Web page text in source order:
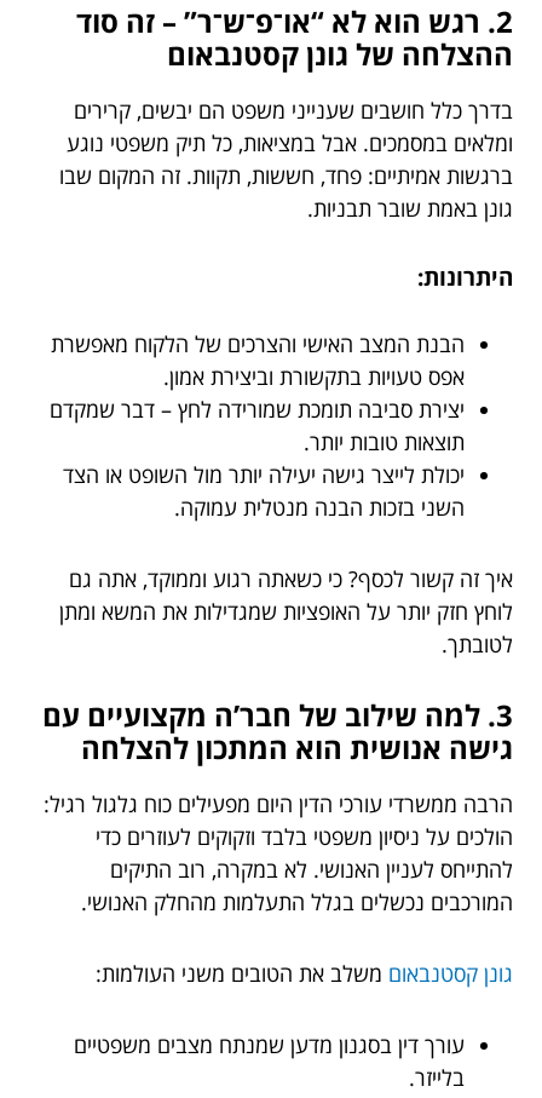
2. רגש הוא לא “או־פ־ש־ר” – זה סוד
ההצלחה של גונן קסטנבאום
בדרך כלל חושבים שענייני משפט הם יבשים, קרירים
ומלאים במסמכים. אבל במציאות, כל תיק משפטי נוגע
ברגשות אמיתיים: פחד, חששות, תקוות. זה המקום שבו
גונן באמת שובר תבניות.
היתרונות:
הבנת המצב האישי והצרכים של הלקוח מאפשרת
אפס טעויות בתקשורת וביצירת אמון.
יצירת סביבה תומכת שמורידה לחץ – דבר שמקדם
תוצאות טובות יותר.
יכולת לייצר גישה יעילה יותר מול השופט או הצד
השני בזכות הבנה מנטלית עמוקה.
איך זה קשור לכסף? כי כשאתה רגוע וממוקד, אתה גם
לוחץ חזק יותר על האופציות שמגדילות את המשא ומתן
לטובתך.
3. למה שילוב של חבר’ה מקצועיים עם
גישה אנושית הוא המתכון להצלחה
הרבה ממשרדי עורכי הדין היום מפעילים כוח גלגול רגיל:
הולכים על ניסיון משפטי בלבד וזקוקים לעוזרים כדי
להתייחס לעניין האנושי. לא במקרה, רוב התיקים
המורכבים נכשלים בגלל התעלמות מהחלק האנושי.
גונן קסטנבאום משלב את הטובים משני העולמות:
עורך דין בסגנון מדען שמנתח מצבים משפטיים
בלייזר.